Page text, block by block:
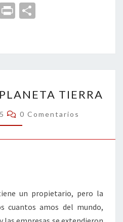
E
Pr
p
ar
tir
DEL
PLANETA
TIERRA
TIERRA
Comentarios
0 Comentarios
un propietario, pero la
cuantos amos del mundo,